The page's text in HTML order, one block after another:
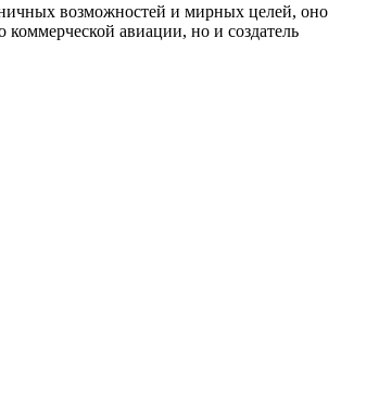
возможностей и мирных целей, оно
авиации, но и создатель